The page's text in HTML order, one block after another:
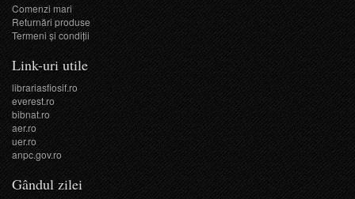
Comenzi mari
Returnări produse
Termeni şi condiţii
Link-uri utile
librariasfiosif.ro
everest.ro
bibnat.ro
aer.ro
uer.ro
anpc.gov.ro
Gândul zilei